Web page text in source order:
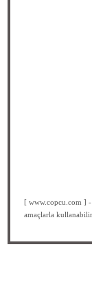
[ www.copcu.com ]
amaçlarla